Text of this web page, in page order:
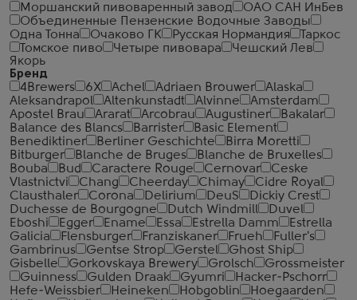
Моршанский пивоваренный завод
ОАО САН ИнБев
Объединенные Пензенские Водочные Заводы
Одна Тонна
Очаково ГК Русская Нормандия
Таркос
Томское пиво
Четыре пивовара
Чешский Лев
Якорь
Бренд
4Brewers
6X Achel Adriaen Brouwer
Alaska
Aleksandrapol
Altenkunstadt Alvinne
Amsterdam
Apostel Brau
Ararat Arcobrau Augustiner
Bakalar
Balance des Blancs
Barrister
Basic Element
Benediktiner
Berliner Geschichte
Birra Moretti
Bitburger
Blanche de Bruges
Blanche de Bruxelles
Bouba
Bud Caractere Rouge Cernovar
Ceske
Vlastnictvi
Chang Cheerday Chimay
Cidre Royal
Clausthaler
Corona Delirium DeuS
Dickiy Crest
Duchesse de Bourgogne
Dutch Windmill
Duvel
Eboshi
Egger Ename Essa Estrella Damm
Estrella
Galicia
Flensburger Franziskaner Frueh
Fuller's
Gambrinus
Gentse Strop Gerstel
Ghost Ship
Gisbelle
Gorkovskaya Brewery Grolsch
Grossmeister
Guinness
Gulden Draak Gyumri
Hacker-Pschorr
Hefe-Weissbier
Heineken Hobgoblin
Hoegaarden